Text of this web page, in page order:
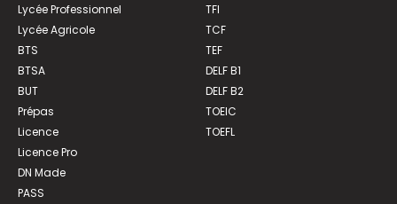
Lycée Professionnel
Lycée Agricole
BTS
BTSA
BUT
Prépas
Licence
Licence Pro
DN Made
PASS
TFI
TCF
TEF
DELF B1
DELF B2
TOEIC
TOEFL